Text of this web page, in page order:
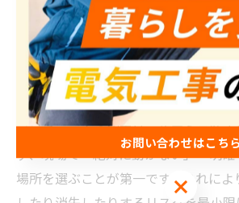
クが重要です。特に複数階や広い現
に測量結果を共有し、全員が同じ情
の鍵となります。
施工ミス防止に役立つベンチマーク
ベンチマークの選定は、施工ミス防
ず、現場で「絶対に動かない」「明
場所を選ぶことが第一です。これに
お問い合わせはこち
お問い合わせはこちら